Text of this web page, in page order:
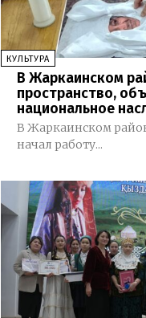
КУЛЬТУРА
В Жаркаинском
пространство,
национальное
В Жаркаинском
начал работу...